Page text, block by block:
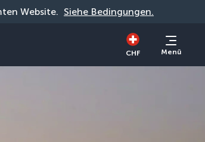
Website. Siehe Bedingungen.
CHF Menü